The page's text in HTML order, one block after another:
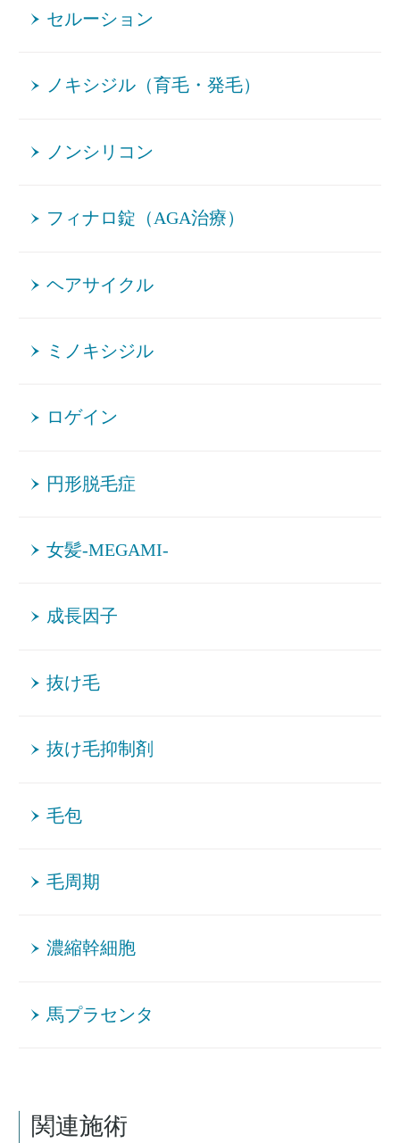
セルーション
ノキシジル（育毛・発毛）
ノンシリコン
フィナロ錠（AGA治療）
ヘアサイクル
ミノキシジル
ロゲイン
円形脱毛症
女髪-MEGAMI-
成長因子
抜け毛
抜け毛抑制剤
毛包
毛周期
濃縮幹細胞
馬プラセンタ
関連施術